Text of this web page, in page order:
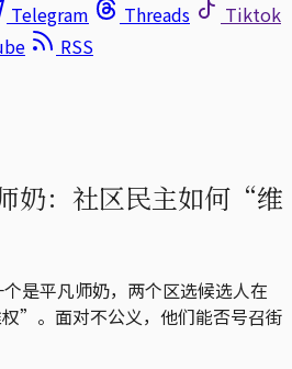
Telegram Threads
Tiktok
RSS
奶：社区民主如何“维
是平凡师奶，两个区选候选人在
”。面对不公义，他们能否号召街